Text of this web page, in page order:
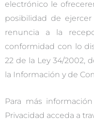
electrónico le
posibilidad de
renuncia a la
conformidad con lo
22 de la Ley 34/2002,
la Información y de
Para más
Privacidad acceda a